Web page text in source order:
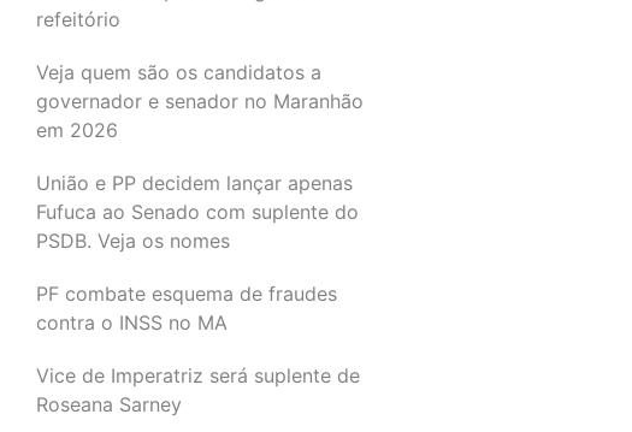
refeitório
Veja quem são os candidatos a
governador e senador no Maranhão
em 2026
União e PP decidem lançar apenas
Fufuca ao Senado com suplente do
PSDB. Veja os nomes
PF combate esquema de fraudes
contra o INSS no MA
Vice de Imperatriz será suplente de
Roseana Sarney